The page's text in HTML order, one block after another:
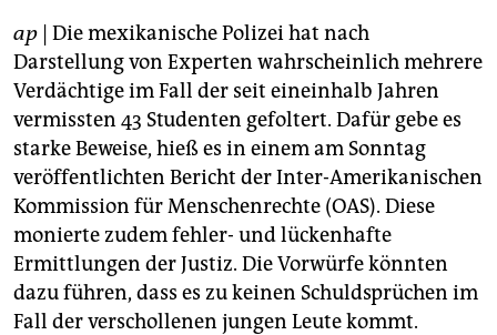
shop
fragen & hilfe
unterstützen
abo
genossenschaft
epaper login
ap | Die mexikanische Polizei hat nach
Darstellung von Experten wahrscheinlich mehrere
Verdächtige im Fall der seit eineinhalb Jahren
vermissten 43 Studenten gefoltert. Dafür gebe es
starke Beweise, hieß es in einem am Sonntag
veröffentlichten Bericht der Inter-Amerikanischen
Kommission für Menschenrechte (OAS). Diese
monierte zudem fehler- und lückenhafte
Ermittlungen der Justiz. Die Vorwürfe könnten
dazu führen, dass es zu keinen Schuldsprüchen im
Fall der verschollenen jungen Leute kommt.